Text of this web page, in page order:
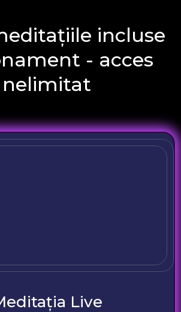
incluse
- acces
nelimitat
Live